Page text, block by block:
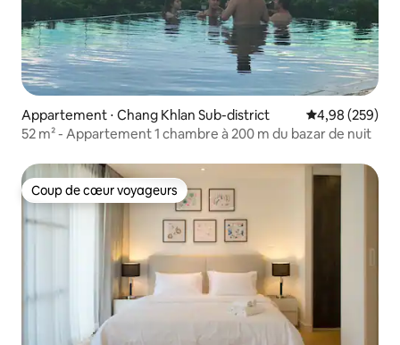
Appartement ⋅ Chang Khlan Sub-district Évaluation
4,98 (259)
52 m² - Appartement 1 chambre à 200 m du bazar de nuit
Coup de cœur voyageurs
Coup de cœur voyageurs